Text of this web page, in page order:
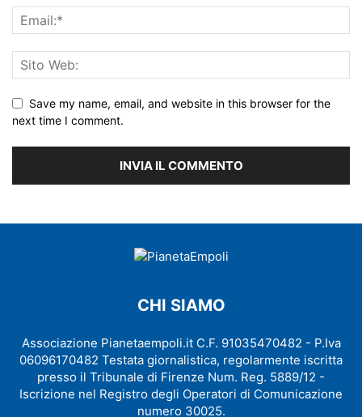
Save my name, email, and website in this browser for the
next time I comment.
CHI SIAMO
Associazione Pianetaempoli.it C.F. 91035470482 - P.Iva
06096170482 Testata giornalistica, regolarmente iscritta
presso il Tribunale di Firenze Num. Reg. 5889/12 -
Iscrizione nel Registro degli Operatori di Comunicazione
numero 30025.